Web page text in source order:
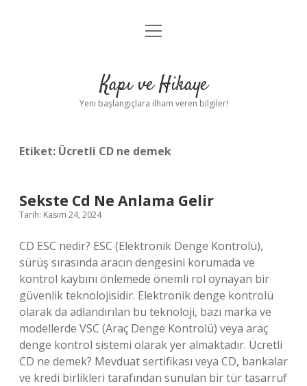
Anasayfa
Yasal Uyarı
menüyü
Kapı ve Hikaye
Yeni başlangıçlara ilham veren bilgiler!
Etiket: Ücretli CD ne demek
Sekste Cd Ne Anlama Gelir
Tarih: Kasım 24, 2024
CD ESC nedir? ESC (Elektronik Denge Kontrolü),
sürüş sırasında aracın dengesini korumada ve
kontrol kaybını önlemede önemli rol oynayan bir
güvenlik teknolojisidir. Elektronik denge kontrolü
olarak da adlandırılan bu teknoloji, bazı marka ve
modellerde VSC (Araç Denge Kontrolü) veya araç
denge kontrol sistemi olarak yer almaktadır. Ücretli
CD ne demek? Mevduat sertifikası veya CD, bankalar
ve kredi birlikleri tarafından sunulan bir tür tasarruf